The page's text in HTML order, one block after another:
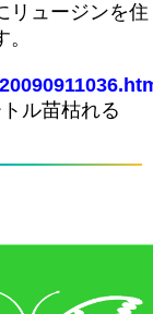
リュージンを住
ル苗枯れる